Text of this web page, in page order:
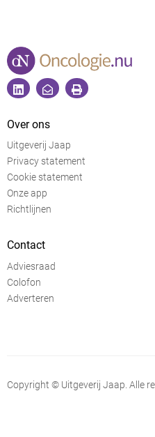
Over ons
Uitgeverij Jaap
Privacy statement
Cookie statement
Onze app
Richtlijnen
Contact
Adviesraad
Colofon
Adverteren
Copyright © Uitgeverij Jaap. Alle